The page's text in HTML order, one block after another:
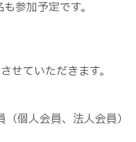
参加予定です。
せていただきます。
個人会員、法人会員）